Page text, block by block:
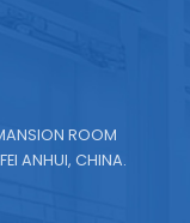
ROOM
ANHUI, CHINA.